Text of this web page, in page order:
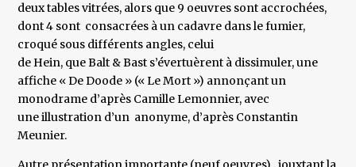
deux tables vitrées, alors que 9 oeuvres sont accrochées,
dont 4 sont consacrées à un cadavre dans le fumier,
croqué sous différents angles, celui
de Hein, que Balt & Bast s’évertuèrent à dissimuler, une
affiche « De Doode » (« Le Mort ») annonçant un
monodrame d’après Camille Lemonnier, avec
une illustration d’un anonyme, d’après Constantin
Meunier.